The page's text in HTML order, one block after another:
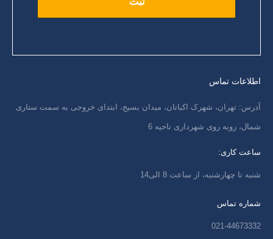
اطلاعات تماس
آدرس: تهران، شهرک اکباتان، میدان بسیج، ابتدای خروجی به سمت ستاری
شمال، روبه روی شهرداری ناحیه 6
ساعت کاری:
شنبه تا چهارشنبه، از ساعت 8 الی14
شماره تماس
021-44673332